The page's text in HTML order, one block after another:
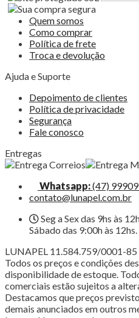
Quem somos
Como comprar
Política de frete
Troca e devolução
Ajuda e Suporte
Depoimento de clientes
Política de privacidade
Segurança
Fale conosco
Entregas
Whatsapp:(47)
contato@lunapel.com.br
Seg a Sex das 9hs às
Sábado das 9:00h às 12hs.
LUNAPEL 11.584.759/0001-
Todos os preços e condições
disponibilidade de estoque.
comerciais estão sujeitos a
Destacamos que preços
demais anunciados em outros